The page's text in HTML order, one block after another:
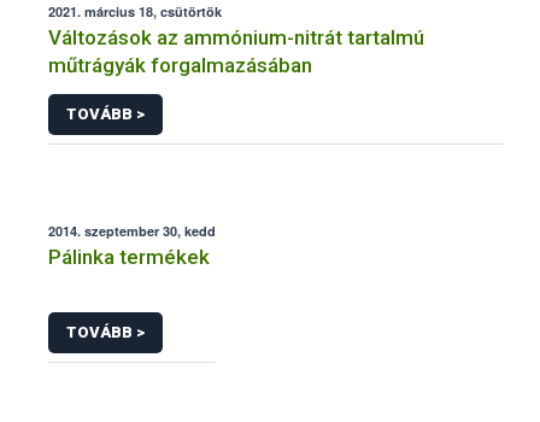
2021. március 18, csütörtök
Változások az ammónium-nitrát tartalmú
műtrágyák forgalmazásában
TOVÁBB >
2014. szeptember 30, kedd
Pálinka termékek
TOVÁBB >